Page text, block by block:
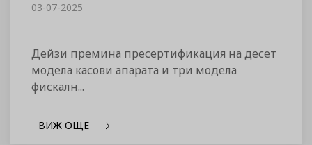
03-07-2025
Дейзи премина пресертификация на десет
модела касови апарата и три модела
фискалн...
ВИЖ ОЩЕ